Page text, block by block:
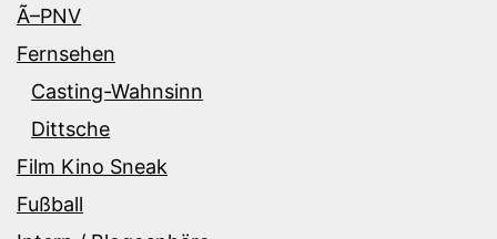
Ã–PNV
Fernsehen
Casting-Wahnsinn
Dittsche
Film Kino Sneak
Fußball